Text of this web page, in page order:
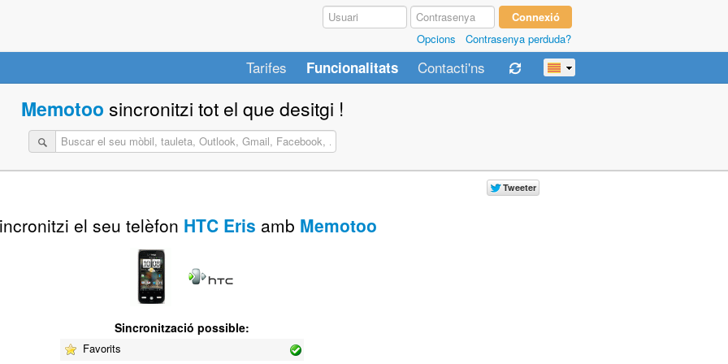
Opcions Contrasenya perduda?
Tarifes Funcionalitats Contacti'ns
Memotoo sincronitzi tot el que desitgi !
el seu telèfon HTC Eris amb Memotoo
Sincronització possible:
Favorits